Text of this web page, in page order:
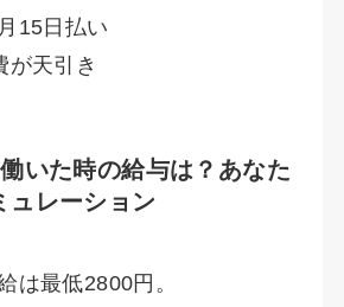
15日払い
が天引き
いた時の給与は？あなた
ュレーション
は最低2800円。